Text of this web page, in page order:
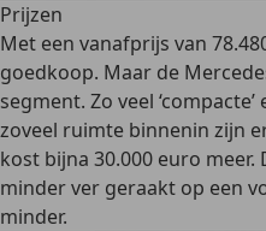
Prijzen
Met een vanafprijs van
goedkoop. Maar de
segment. Zo veel
zoveel ruimte binnenin zijn
kost bijna 30.000 euro meer.
minder ver geraakt op een
minder.